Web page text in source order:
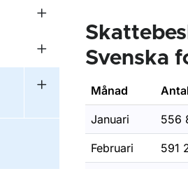
Undermeny för Göteborg
Undermeny för
Svenska
Månad
Januari 556
Februari 591